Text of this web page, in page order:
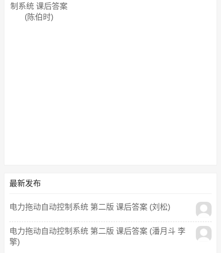
制系统 课后答案
(陈伯时)
最新发布
电力拖动自动控制系统 第二版 课后答案 (刘松)
电力拖动自动控制系统 第二版 课后答案 (潘月斗 李
擎)